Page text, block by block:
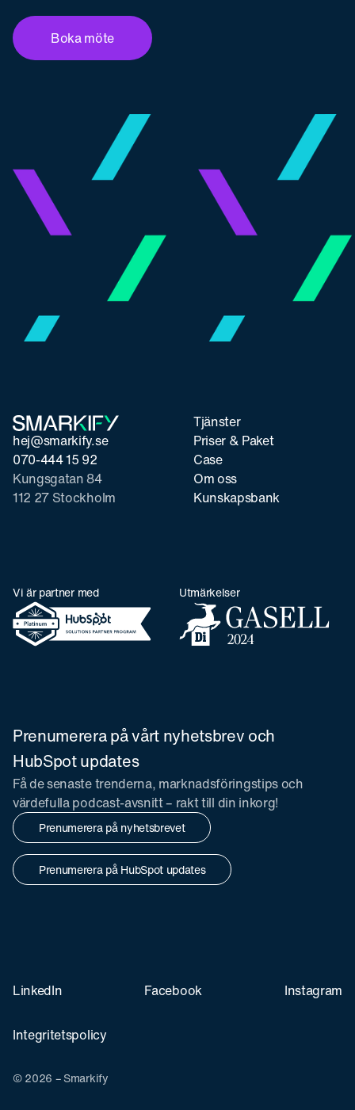
Boka möte
hej@smarkify.se
070-444 15 92
Kungsgatan 84
112 27 Stockholm
Tjänster
Priser & Paket
Case
Om oss
Kunskapsbank
Vi är partner med Utmärkelser
Prenumerera på vårt nyhetsbrev och
HubSpot updates
Få de senaste trenderna, marknadsföringstips och
värdefulla podcast-avsnitt – rakt till din inkorg!
Prenumerera på nyhetsbrevet
Prenumerera på HubSpot updates
LinkedIn Facebook Instagram
Integritetspolicy
© 2026 – Smarkify